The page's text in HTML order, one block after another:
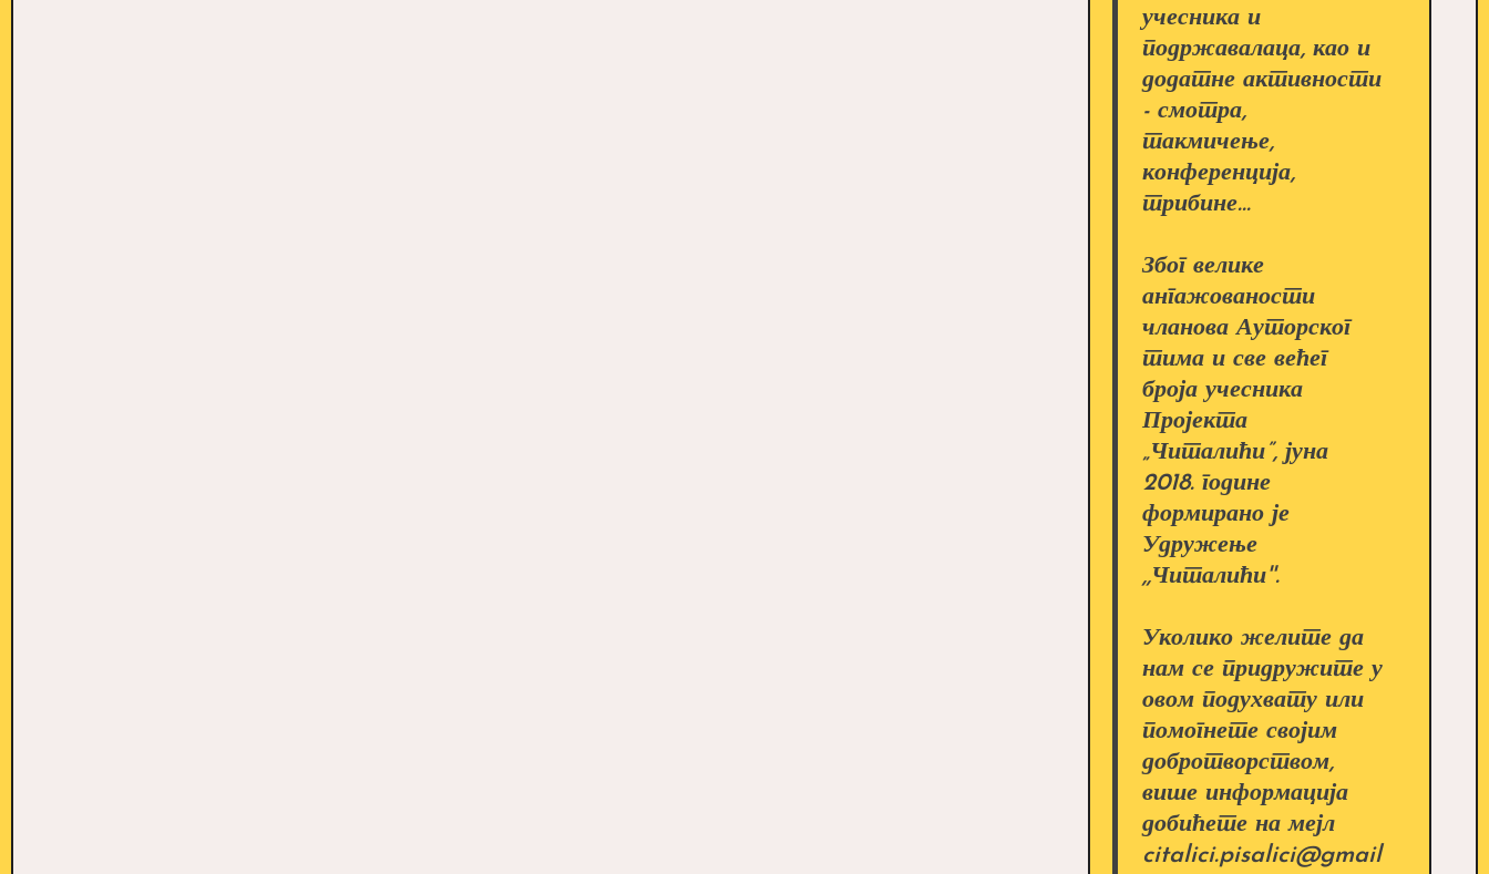
учесника и
подржавалаца, као и
додатне активности
- смотра,
такмичење,
конференција,
трибине...
Због велике
ангажованости
чланова Ауторског
тима и све већег
броја учесника
Пројекта
„Читалићи”, јуна
2018. године
формирано је
Удружење
,,Читалићи''.
Уколико желите да
нам се придружите у
овом подухвату или
помогнете својим
добротворством,
више информација
добићете на мејл
citalici.pisalici@gmail